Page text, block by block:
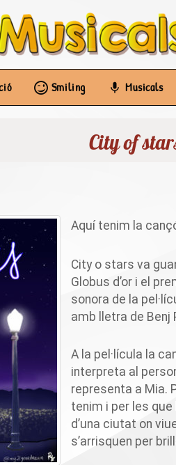
Smiling Musicals
City of
Aquí tenim la
City o stars va
Globus d’or i el
sonora de la
amb lletra de Benj
A la pel·lícula la
interpreta al
representa a Mia.
tenim i per les
d’una ciutat on
s’arrisquen per